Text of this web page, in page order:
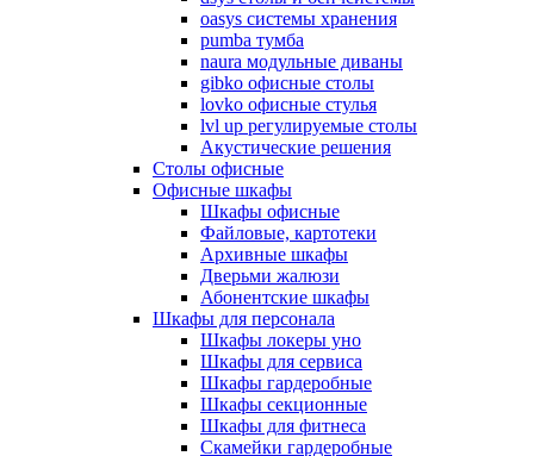
oasys системы хранения
pumba тумба
naura модульные диваны
gibko офисные столы
lovko офисные стулья
lvl up регулируемые столы
Акустические решения
Столы офисные
Офисные шкафы
Шкафы офисные
Файловые, картотеки
Архивные шкафы
Дверьми жалюзи
Абонентские шкафы
Шкафы для персонала
Шкафы локеры уно
Шкафы для сервиса
Шкафы гардеробные
Шкафы секционные
Шкафы для фитнеса
Скамейки гардеробные